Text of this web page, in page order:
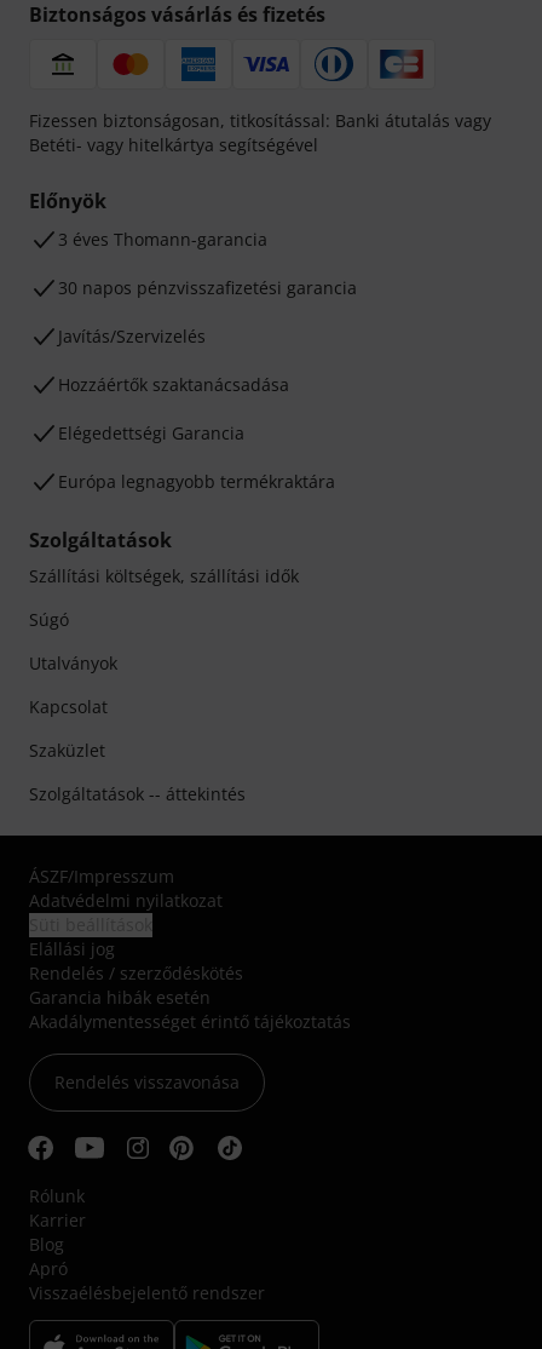
Biztonságos vásárlás és fizetés
Fizessen biztonságosan, titkosítással: Banki átutalás vagy
Betéti- vagy hitelkártya segítségével
Előnyök
3 éves Thomann-garancia
30 napos pénzvisszafizetési garancia
Javítás/Szervizelés
Hozzáértők szaktanácsadása
Elégedettségi Garancia
Európa legnagyobb termékraktára
Szolgáltatások
Szállítási költségek, szállítási idők
Súgó
Utalványok
Kapcsolat
Szaküzlet
Szolgáltatások -- áttekintés
ÁSZF/Impresszum
Adatvédelmi nyilatkozat
Elállási jog
Rendelés / szerződéskötés
Garancia hibák esetén
Akadálymentességet érintő tájékoztatás
Rendelés visszavonása
Rólunk
Karrier
Blog
Apró
Visszaélésbejelentő rendszer